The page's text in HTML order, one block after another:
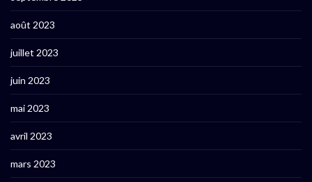
août 2023
juillet 2023
juin 2023
mai 2023
avril 2023
mars 2023